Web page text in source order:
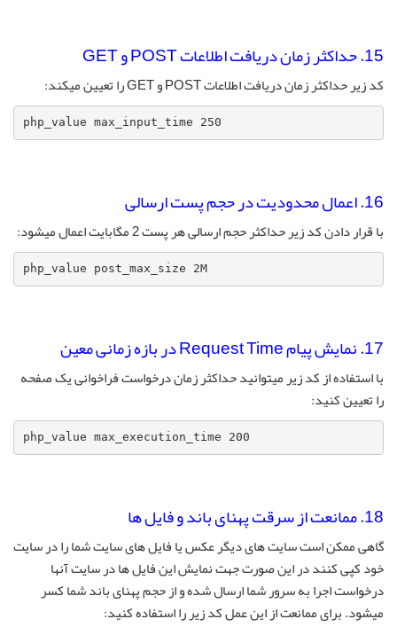
15. حداکثر زمان دریافت اطلاعات POST و GET
کد زیر حداکثر زمان دریافت اطلاعات POST و GET را تعیین میکند:
php_value max_input_time 250
16. اعمال محدودیت در حجم پست ارسالی
با قرار دادن کد زیر حداکثر حجم ارسالی هر پست 2 مگابایت اعمال میشود:
php_value post_max_size 2M
17. نمایش پیام Request Time در بازه زمانی معین
با استفاده از کد زیر میتوانید حداکثر زمان درخواست فراخوانی یک صفحه
را تعیین کنید:
php_value max_execution_time 200
18. ممانعت از سرقت پهنای باند و فایل ها
گاهی ممکن است سایت های دیگر عکس یا فایل های سایت شما را در سایت
خود کپی کنند در این صورت جهت نمایش این فایل ها در سایت آنها
درخواست اجرا به سرور شما ارسال شده و از حجم پهنای باند شما کسر
میشود. برای ممانعت از این عمل کد زیر را استفاده کنید: